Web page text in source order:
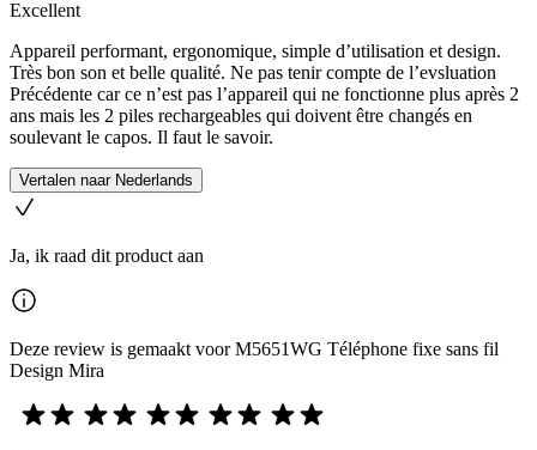
Excellent
Appareil performant, ergonomique, simple d’utilisation et design.
Très bon son et belle qualité. Ne pas tenir compte de l’evsluation
Précédente car ce n’est pas l’appareil qui ne fonctionne plus après 2
ans mais les 2 piles rechargeables qui doivent être changés en
soulevant le capos. Il faut le savoir.
Vertalen naar Nederlands
Ja, ik raad dit product aan
Deze review is gemaakt voor M5651WG Téléphone fixe sans fil
Design Mira